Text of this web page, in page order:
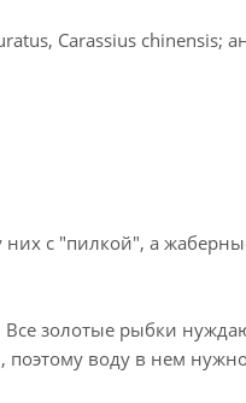
Carassius chinensis;
них с "пилкой", а
золотые рыбки
поэтому воду в нем